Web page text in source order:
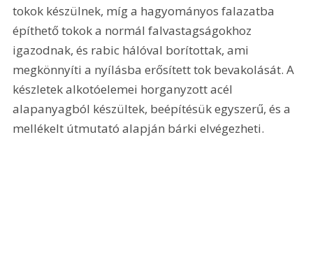
tokok készülnek, míg a hagyományos falazatba
építhető tokok a normál falvastagságokhoz
igazodnak, és rabic hálóval borítottak, ami
megkönnyíti a nyílásba erősített tok bevakolását. A
készletek alkotóelemei horganyzott acél
alapanyagból készültek, beépítésük egyszerű, és a
mellékelt útmutató alapján bárki elvégezheti.